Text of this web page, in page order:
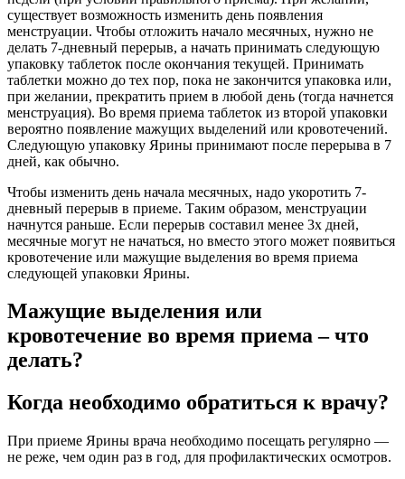
существует возможность изменить день появления
менструации. Чтобы отложить начало месячных, нужно не
делать 7-дневный перерыв, а начать принимать следующую
упаковку таблеток после окончания текущей. Принимать
таблетки можно до тех пор, пока не закончится упаковка или,
при желании, прекратить прием в любой день (тогда начнется
менструация). Во время приема таблеток из второй упаковки
вероятно появление мажущих выделений или кровотечений.
Следующую упаковку Ярины принимают после перерыва в 7
дней, как обычно.
Чтобы изменить день начала месячных, надо укоротить 7-
дневный перерыв в приеме. Таким образом, менструации
начнутся раньше. Если перерыв составил менее 3х дней,
месячные могут не начаться, но вместо этого может появиться
кровотечение или мажущие выделения во время приема
следующей упаковки Ярины.
Мажущие выделения или
кровотечение во время приема – что
делать?
Когда необходимо обратиться к врачу?
При приеме Ярины врача необходимо посещать регулярно —
не реже, чем один раз в год, для профилактических осмотров.